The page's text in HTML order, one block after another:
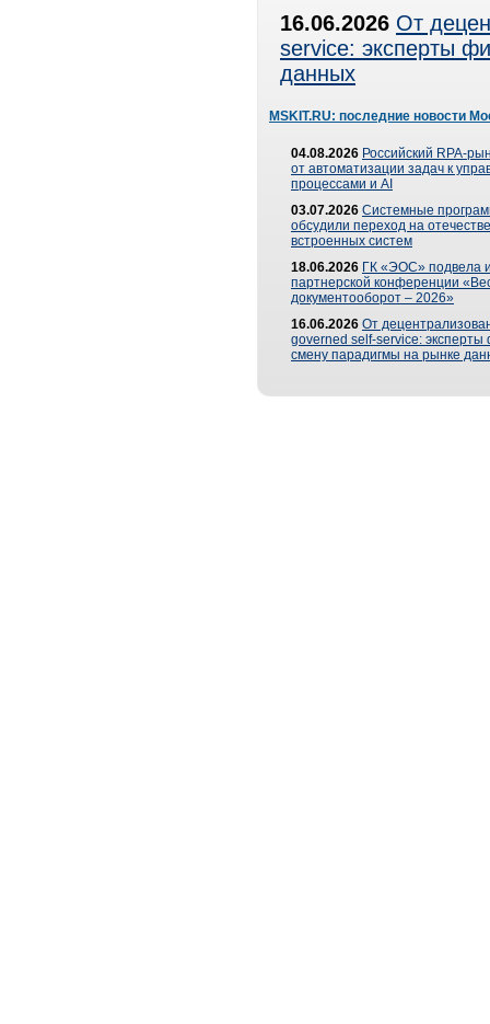
16.06.2026 От
service: эксперты
данных
MSKIT.RU: последние новости
04.08.2026 Российский RPA-
от автоматизации задач к
процессами и AI
03.07.2026 Системные
обсудили переход на
встроенных систем
18.06.2026 ГК «ЭОС» подвела
партнерской конференции
документооборот – 2026»
16.06.2026 От
governed self-service: эксперты
смену парадигмы на рынке